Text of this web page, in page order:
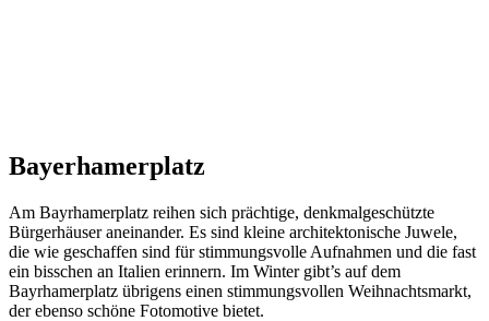
Bayerhamerplatz
Am Bayrhamerplatz reihen sich prächtige, denkmalgeschützte
Bürgerhäuser aneinander. Es sind kleine architektonische Juwele,
die wie geschaffen sind für stimmungsvolle Aufnahmen und die fast
ein bisschen an Italien erinnern. Im Winter gibt’s auf dem
Bayrhamerplatz übrigens einen stimmungsvollen Weihnachtsmarkt,
der ebenso schöne Fotomotive bietet.